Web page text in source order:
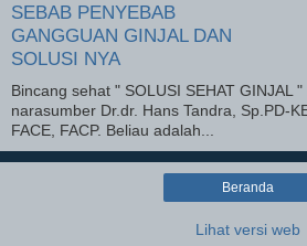
SEBAB PENYEBAB
GANGGUAN GINJAL DAN
SOLUSI NYA
Bincang sehat " SOLUSI SEHAT GINJAL
narasumber Dr.dr. Hans Tandra, Sp.PD-
FACE, FACP. Beliau adalah...
Beranda
Lihat versi web